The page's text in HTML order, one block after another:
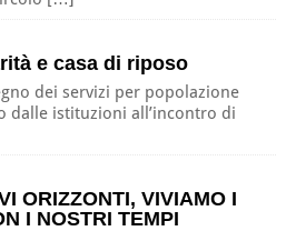
e casa di riposo
dei servizi per popolazione
dalle istituzioni all’incontro di
ORIZZONTI, VIVIAMO I
I NOSTRI TEMPI